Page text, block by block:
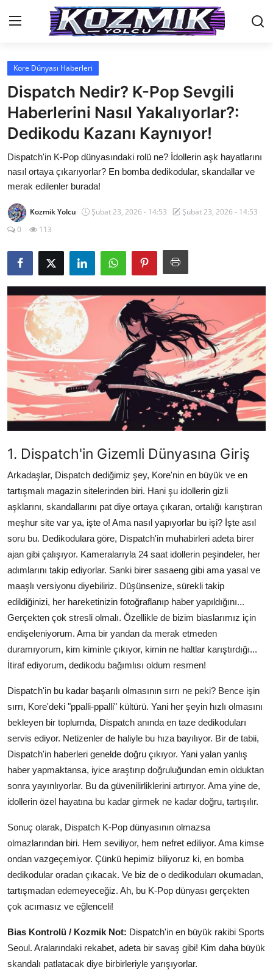
Anasayfa
İletişim
Genel
Anime Önerileri
Kore Dünyası
Anime Karakterleri
Dizi & Film
Testler
Kore Dünyası Haberleri
Dispatch Nedir? K-Pop Sevgili
Haberlerini Nasıl Yakalıyorlar?:
Dedikodu Kazanı Kaynıyor!
Dispatch'in K-Pop dünyasındaki rolü ne? İdollerin aşk hayatlarını
nasıl ortaya çıkarıyorlar? En bomba dedikodular, skandallar ve
merak edilenler burada!
Kozmik Yolcu Şubat 23, 2026 - 14:53
Şubat 23, 2026 - 14:53
0
113
1. Dispatch'in Gizemli Dünyasına Giriş
Arkadaşlar, Dispatch dediğimiz şey, Kore'nin en büyük ve en
tartışmalı magazin sitelerinden biri. Hani şu idollerin gizli
aşklarını, skandallarını pat diye ortaya çıkaran, ortalığı karıştıran
meşhur site var ya, işte o! Ama nasıl yapıyorlar bu işi? İşte asıl
soru bu. Dedikodulara göre, Dispatch'in muhabirleri adeta birer
ajan gibi çalışıyor. Kameralarıyla 24 saat idollerin peşindeler, her
adımlarını takip ediyorlar. Sanki birer sasaeng gibi ama yasal ve
maaşlı versiyonu diyebiliriz. Düşünsenize, sürekli takip
edildiğinizi, her hareketinizin fotoğraflanıp haber yapıldığını...
Gerçekten çok stresli olmalı. Özellikle de bizim biaslarımız için
endişeleniyorum. Ama bir yandan da merak etmeden
duramıyorum, kim kiminle çıkıyor, kimin ne haltlar karıştırdığı...
İtiraf ediyorum, dedikodu bağımlısı oldum resmen!
Dispatch'in bu kadar başarılı olmasının sırrı ne peki? Bence işin
sırrı, Kore'deki "ppalli-ppalli" kültürü. Yani her şeyin hızlı olmasını
bekleyen bir toplumda, Dispatch anında en taze dedikoduları
servis ediyor. Netizenler de haliyle bu hıza bayılıyor. Bir de tabii,
Dispatch'in haberleri genelde doğru çıkıyor. Yani yalan yanlış
haber yapmaktansa, iyice araştırıp doğruluğundan emin olduktan
sonra yayınlıyorlar. Bu da güvenilirliklerini artırıyor. Ama yine de,
idollerin özel hayatına bu kadar girmek ne kadar doğru, tartışılır.
Sonuç olarak, Dispatch K-Pop dünyasının olmazsa
olmazlarından biri. Hem seviliyor, hem nefret ediliyor. Ama kimse
ondan vazgeçemiyor. Çünkü hepimiz biliyoruz ki, en bomba
dedikodular oradan çıkacak. Ve biz de o dedikoduları okumadan,
tartışmadan edemeyeceğiz. Ah, bu K-Pop dünyası gerçekten
çok acımasız ve eğlenceli!
Bias Kontrolü / Kozmik Not: Dispatch'in en büyük rakibi Sports
Seoul. Aralarındaki rekabet, adeta bir savaş gibi! Kim daha büyük
skandalı patlatacak diye birbirleriyle yarışıyorlar.